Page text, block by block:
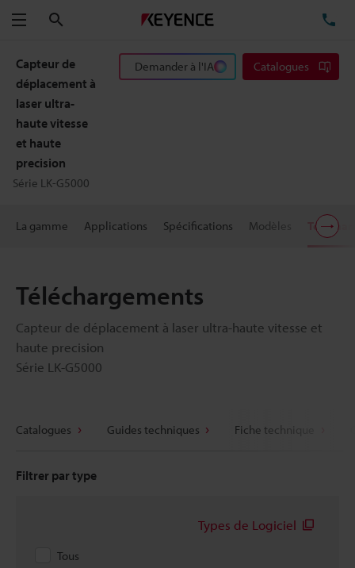
Menu
Capteur de
déplacement à
laser ultra-
haute vitesse
et haute
precision
Série LK-G5000
Demander à l'IA Catalogues
La gamme Applications Spécifications Modèles
Téléchargements
Capteur de déplacement à laser ultra-haute vitesse et
haute precision
Série LK-G5000
Catalogues Guides techniques Fiche technique
Filtrer par type
Types de Logiciel
Tous